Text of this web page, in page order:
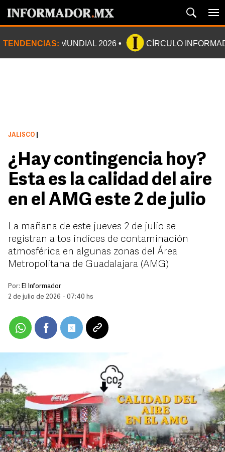
TENDENCIAS: MUNDIAL 2026 CÍRCULO
JALISCO
¿Hay contingencia hoy?
Esta es la calidad del aire
en el AMG este 2 de julio
La mañana de este jueves 2 de julio se
registran altos índices de contaminación
atmosférica en algunas zonas del Área
Metropolitana de Guadalajara (AMG)
Por: El Informador
2 de julio de 2026 - 07:40 hs